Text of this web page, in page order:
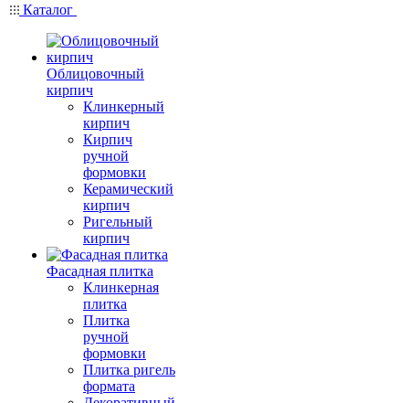
Каталог
Облицовочный
кирпич
Клинкерный
кирпич
Кирпич
ручной
формовки
Керамический
кирпич
Ригельный
кирпич
Фасадная плитка
Клинкерная
плитка
Плитка
ручной
формовки
Плитка ригель
формата